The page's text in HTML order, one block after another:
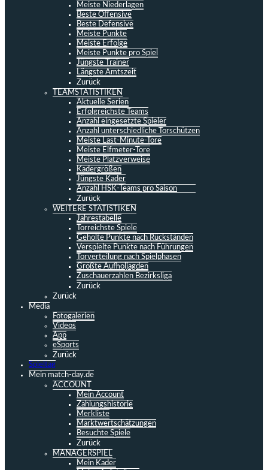
Meiste Niederlagen
Beste Offensive
Beste Defensive
Meiste Punkte
Meiste Erfolge
Meiste Punkte pro Spiel
Jüngste Trainer
Längste Amtszeit
Zurück
TEAMSTATISTIKEN
Aktuelle Serien
Erfolgreichste Teams
Anzahl eingesetzte Spieler
Anzahl unterschiedliche Torschützen
Meiste Last-Minute-Tore
Meiste Elfmeter-Tore
Meiste Platzverweise
Kadergrößen
Jüngste Kader
Anzahl HSK-Teams pro Saison
Zurück
WEITERE STATISTIKEN
Jahrestabelle
Torreichste Spiele
Geholte Punkte nach Rückständen
Verspielte Punkte nach Führungen
Torverteilung nach Spielphasen
Größte Aufholjagden
Zuschauerzahlen Bezirksliga
Zurück
Zurück
Media
Fotogalerien
Videos
App
eSports
Zurück
Spieltag
Mein match-day.de
ACCOUNT
Mein Account
Zahlungshistorie
Merkliste
Marktwertschätzungen
Besuchte Spiele
Zurück
MANAGERSPIEL
Mein Kader